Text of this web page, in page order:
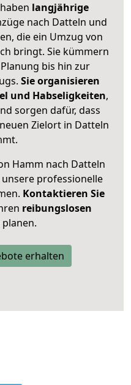
langjährige
nach Datteln und
die ein Umzug von
bringt. Sie kümmern
bis hin zur
Sie organisieren
und Habseligkeiten,
sorgen dafür, dass
Zielort in Datteln
Hamm nach Datteln
professionelle
Kontaktieren Sie
reibungslosen
planen.
erhalten